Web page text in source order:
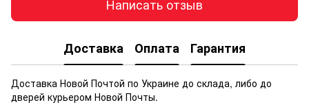
Написать отзыв
Доставка Оплата Гарантия
Доставка Новой Почтой по Украине до склада, либо до
дверей курьером Новой Почты.